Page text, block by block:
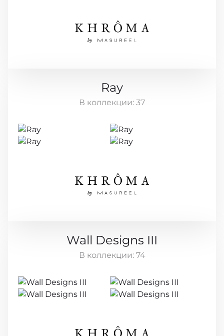
Ray
В коллекции: 37
Wall Designs III
В коллекции: 74